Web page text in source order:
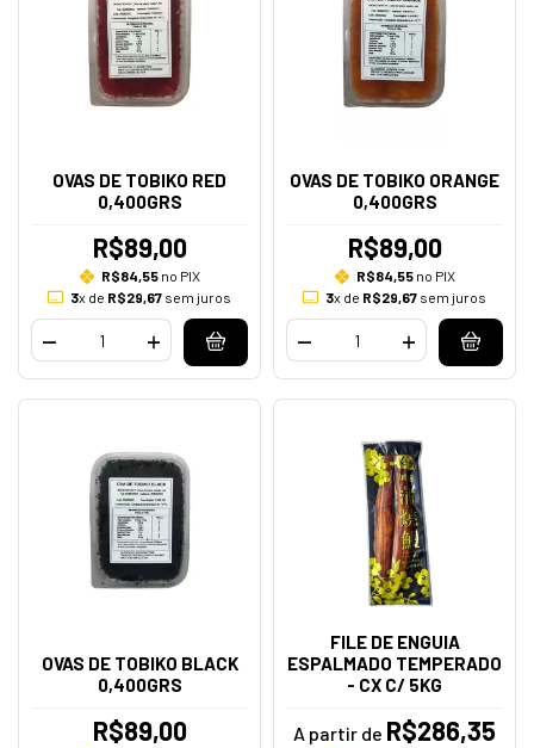
OVAS DE TOBIKO RED
0,400GRS
R$89,00
R$84,55no PIX
3x de R$29,67 sem juros
OVAS DE TOBIKO ORANGE
0,400GRS
R$89,00
R$84,55no PIX
3x de R$29,67 sem juros
OVAS DE TOBIKO BLACK
0,400GRS
R$89,00
FILE DE ENGUIA
ESPALMADO TEMPERADO
- CX C/ 5KG
A partir de R$286,35